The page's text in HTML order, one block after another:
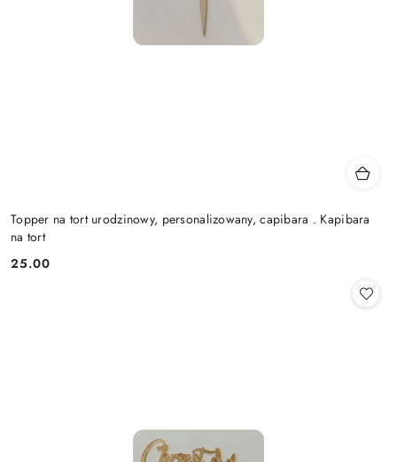
Topper na tort urodzinowy, personalizowany, capibara . Kapibara
na tort
Cena:
25.00